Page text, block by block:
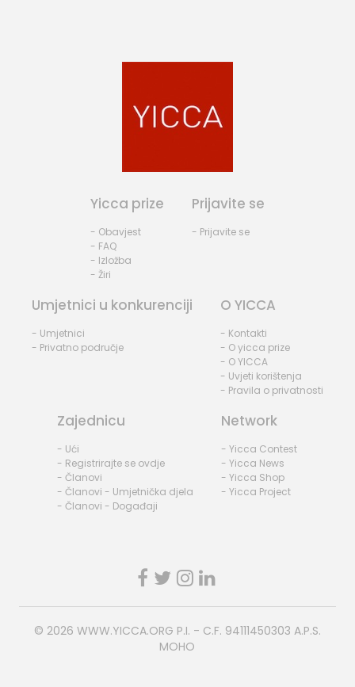
Yicca prize
- Obavjest
- FAQ
- Izložba
- Žiri
Prijavite se
- Prijavite se
Umjetnici u konkurenciji
- Umjetnici
- Privatno područje
O YICCA
- Kontakti
- O yicca prize
- O YICCA
- Uvjeti korištenja
- Pravila o privatnosti
Zajednicu
- Ući
- Registrirajte se ovdje
- Članovi
- Članovi - Umjetnička djela
- Članovi - Događaji
Network
- Yicca Contest
- Yicca News
- Yicca Shop
- Yicca Project
© 2026 WWW.YICCA.ORG P.I. - C.F. 94111450303 A.P.S.
MOHO